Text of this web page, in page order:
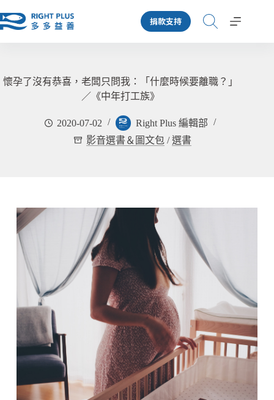
至
容
捐款支持
懷孕了沒有恭喜，老闆只問我：「什麼時候要離職？」
／《中年打工族》
2020-07-02
Right Plus 編輯部
影音選書＆圖文包 /選書